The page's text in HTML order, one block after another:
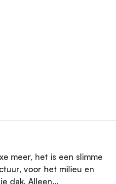
meer, het is een slimme
voor het milieu en
dak. Alleen...